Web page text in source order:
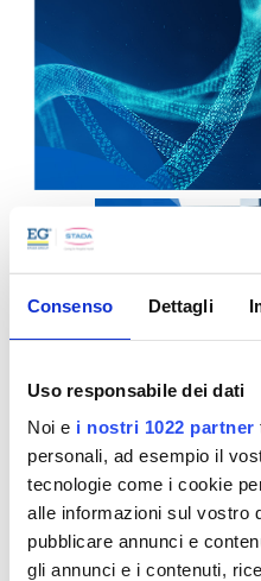
Consenso Dettagli
Uso responsabile dei dati
Noi e i nostri 1022 partner
personali, ad esempio il
tecnologie come i cookie
alle informazioni sul vostro
pubblicare annunci e
gli annunci e i contenuti,
Cosa sono?